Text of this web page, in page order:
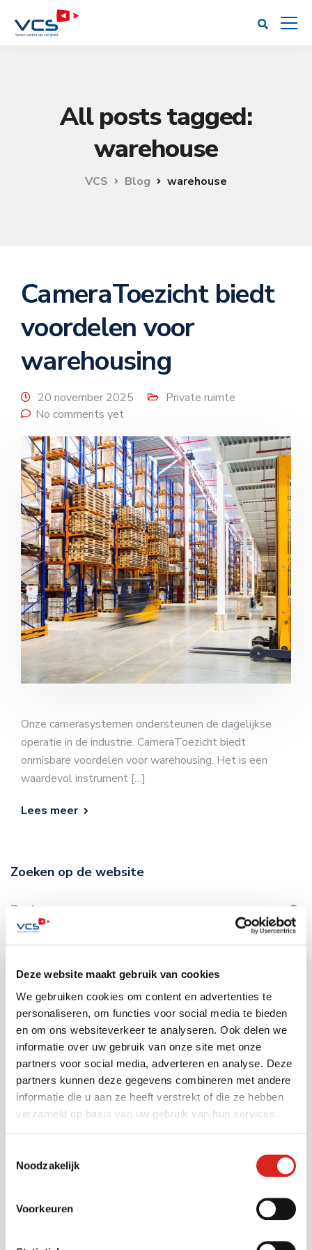
Deze website maakt gebruik van cookies
We gebruiken cookies om content en advertenties te
personaliseren, om functies voor social media te bieden
en om ons websiteverkeer te analyseren. Ook delen we
informatie over uw gebruik van onze site met onze
partners voor social media, adverteren en analyse. Deze
partners kunnen deze gegevens combineren met andere
informatie die u aan ze heeft verstrekt of die ze hebben
verzameld op basis van uw gebruik van hun services.
Noodzakelijk
Voorkeuren
All posts tagged:
warehouse
VCS Blog warehouse
CameraToezicht biedt
voordelen voor
warehousing
20 november 2025
Private ruimte
No comments yet
Onze camerasystemen ondersteunen de dagelijkse
operatie in de industrie. CameraToezicht biedt
onmisbare voordelen voor warehousing. Het is een
waardevol instrument […]
Lees meer
Zoeken op de website
Sectoren
Gemeenten
Vervoersbedrijven
Warehousing
Bouwsector